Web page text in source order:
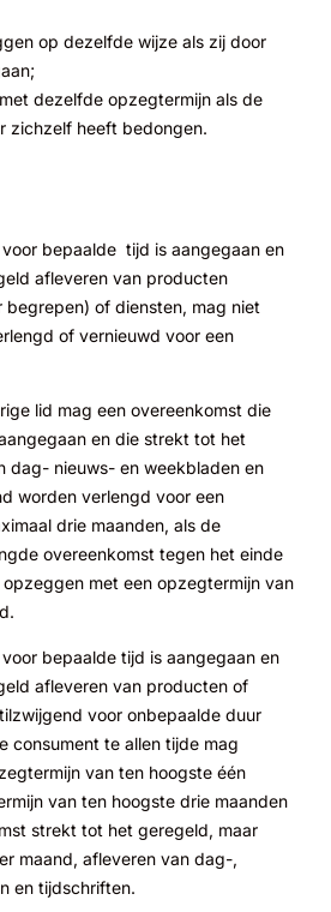
op dezelfde wijze als zij door
dezelfde opzegtermijn als de
zichzelf heeft bedongen.
bepaalde tijd is aangegaan en
afleveren van producten
of diensten, mag niet
of vernieuwd voor een
lid mag een overeenkomst die
en die strekt tot het
dag- nieuws- en weekbladen en
worden verlengd voor een
drie maanden, als de
overeenkomst tegen het einde
met een opzegtermijn van
bepaalde tijd is aangegaan en
afleveren van producten of
voor onbepaalde duur
consument te allen tijde mag
van ten hoogste één
van ten hoogste drie maanden
strekt tot het geregeld, maar
maand, afleveren van dag-,
en tijdschriften.